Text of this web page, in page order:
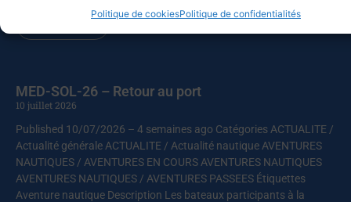
Politique de cookiesPolitique de confidentialités
MED-SOL-26 – Retour au port
10 juillet 2026
Published 10/07/2026 – 4 semaines ago Catégories ACTUALITE /
Actualité générale ACTUALITE / Actualité nautique AVENTURES
NAUTIQUES / AVENTURES EN COURS AVENTURES NAUTIQUES
AVENTURES NAUTIQUES / AVENTURES PASSEES Étiquettes
Aventure nautique Description Les bateaux participants à la